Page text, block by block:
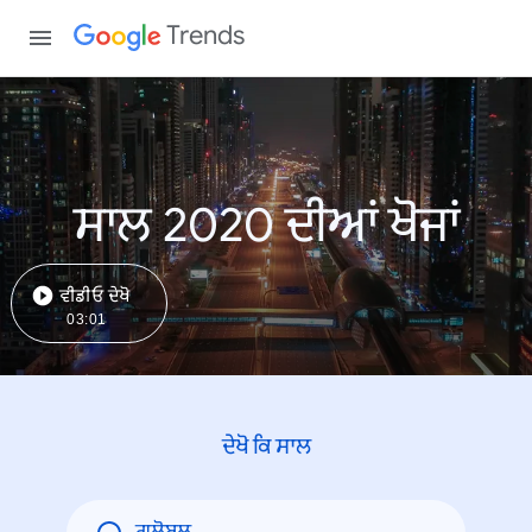
Trends
ਸਾਲ 2020 ਦੀਆਂ ਖੋਜਾਂ
ਵੀਡੀਓ ਦੇਖੋ
03:01
ਦੇਖੋ ਕਿ ਸਾਲ